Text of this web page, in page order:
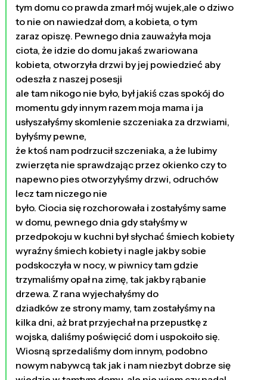
tym domu co prawda zmarł mój wujek,ale o dziwo
to nie on nawiedzał dom, a kobieta, o tym
zaraz opiszę. Pewnego dnia zauważyła moja
ciota, że idzie do domu jakaś zwariowana
kobieta, otworzyła drzwi by jej powiedzieć aby
odeszła z naszej posesji
ale tam nikogo nie było, był jakiś czas spokój do
momentu gdy innym razem moja mama i ja
usłyszałyśmy skomlenie szczeniaka za drzwiami,
byłyśmy pewne,
że ktoś nam podrzucił szczeniaka, a że lubimy
zwierzęta nie sprawdzając przez okienko czy to
napewno pies otworzyłyśmy drzwi, odruchów
lecz tam niczego nie
było. Ciocia się rozchorowała i zostałyśmy same
w domu, pewnego dnia gdy stałyśmy w
przedpokoju w kuchni był słychać śmiech kobiety
wyraźny śmiech kobiety i nagle jakby sobie
podskoczyła w nocy, w piwnicy tam gdzie
trzymaliśmy opał na zimę, tak jakby rąbanie
drzewa. Z rana wyjechałyśmy do
dziadków ze strony mamy, tam zostałyśmy na
kilka dni, aż brat przyjechał na przepustkę z
wojska, daliśmy poświęcić dom i uspokoiło się.
Wiosną sprzedaliśmy dom innym, podobno
nowym nabywcą tak jak i nam niezbyt dobrze się